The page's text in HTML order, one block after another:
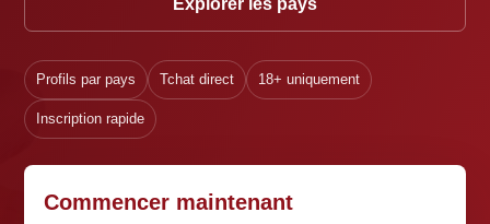
Explorer les pays
Profils par pays Tchat direct 18+ uniquement
Inscription rapide
Commencer maintenant